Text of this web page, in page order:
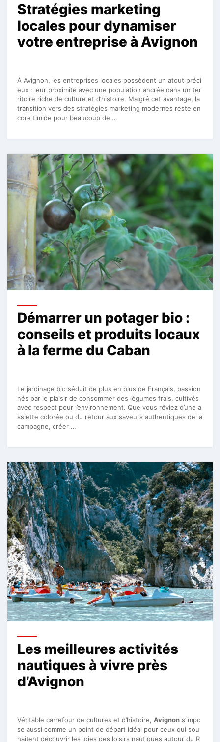
Stratégies marketing
locales pour dynamiser
votre entreprise à Avignon
À Avignon, les entreprises locales possèdent un atout préci
eux : leur proximité avec une population ancrée dans un ter
ritoire riche de culture et d’histoire. Malgré cet avantage, la
transition vers des stratégies marketing modernes reste en
core timide pour beaucoup de …
Démarrer un potager bio :
conseils et produits locaux
à la ferme du Caban
Le jardinage bio séduit de plus en plus de Français, passion
nés par le plaisir de consommer des légumes frais, cultivés
avec respect pour l’environnement. Que vous rêviez d’une a
ssiette colorée ou du retour aux saveurs authentiques de la
campagne, créer …
Les meilleures activités
nautiques à vivre près
d’Avignon
Véritable carrefour de cultures et d’histoire, Avignon s’impo
se aussi comme un point de départ idéal pour ceux qui sou
haitent découvrir les joies des loisirs nautiques autour du R